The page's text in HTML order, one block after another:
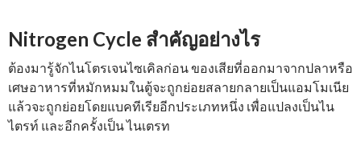
Nitrogen Cycle สำคัญอย่างไร
ต้องมารู้จักไนโตรเจนไซเคิลก่อน ของเสียที่ออกมาจากปลาหรือ
เศษอาหารที่หมักหมมในตู้จะถูกย่อยสลายกลายเป็นแอมโมเนีย
แล้วจะถูกย่อยโดยแบคทีเรียอีกประเภทหนึ่ง เพื่อแปลงเป็นไน
ไตรท์ และอีกครั้งเป็น ไนเตรท